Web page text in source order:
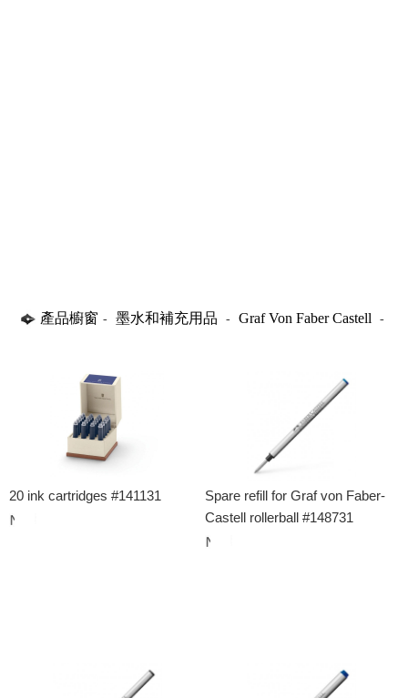
產品櫥窗 - 墨水和補充用品 - Graf Von Faber Castell -
20 ink cartridges #141131
Spare refill for Graf von Faber-
Castell rollerball #148731